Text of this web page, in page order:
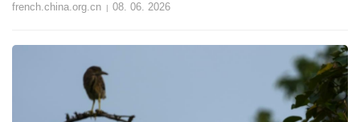
french.china.org.cn | 08. 06. 2026